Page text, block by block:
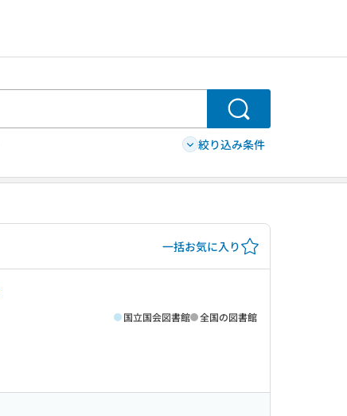
検索
絞り込み条件
一括お気に入り
国立国会図書館 全国の図書館